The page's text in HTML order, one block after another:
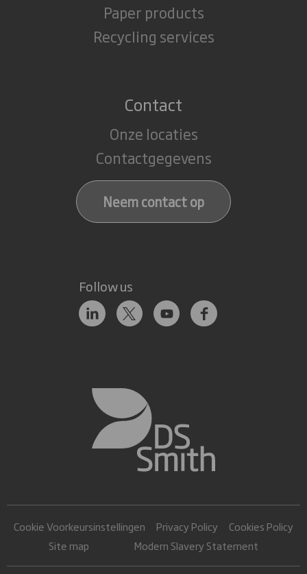
Paper products
Recycling services
Contact
Onze locaties
Contactgegevens
Neem contact op
Follow us
Cookie Voorkeursinstellingen Privacy Policy
Cookies Policy
Site map
Modern Slavery Statement